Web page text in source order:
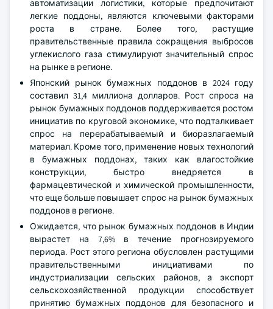
автоматизации логистики, которые предпочитают
легкие поддоны, являются ключевыми факторами
роста в стране. Более того, растущие
правительственные правила сокращения выбросов
углекислого газа стимулируют значительный спрос
на рынке в регионе.
Японский рынок бумажных поддонов в 2024 году
составил 31,4 миллиона долларов. Рост спроса на
рынок бумажных поддонов поддерживается ростом
инициатив по круговой экономике, что подталкивает
спрос на перерабатываемый и биоразлагаемый
материал. Кроме того, применение новых технологий
в бумажных поддонах, таких как влагостойкие
конструкции, быстро внедряется в
фармацевтической и химической промышленности,
что еще больше повышает спрос на рынок бумажных
поддонов в регионе.
Ожидается, что рынок бумажных поддонов в Индии
вырастет на 7,6% в течение прогнозируемого
периода. Рост этого региона обусловлен растущими
правительственными инициативами по
индустриализации сельских районов, а экспорт
сельскохозяйственной продукции способствует
принятию бумажных поддонов для безопасного и